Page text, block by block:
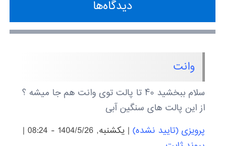
دیدگاه‌ها
وانت
سلام ببخشید ۴۰ تا پالت توی وانت هم جا میشه ؟
از این پالت های سنگین آبی
پرویزی (تایید نشده)| يكشنبه, 1404/5/26 - 08:24
|